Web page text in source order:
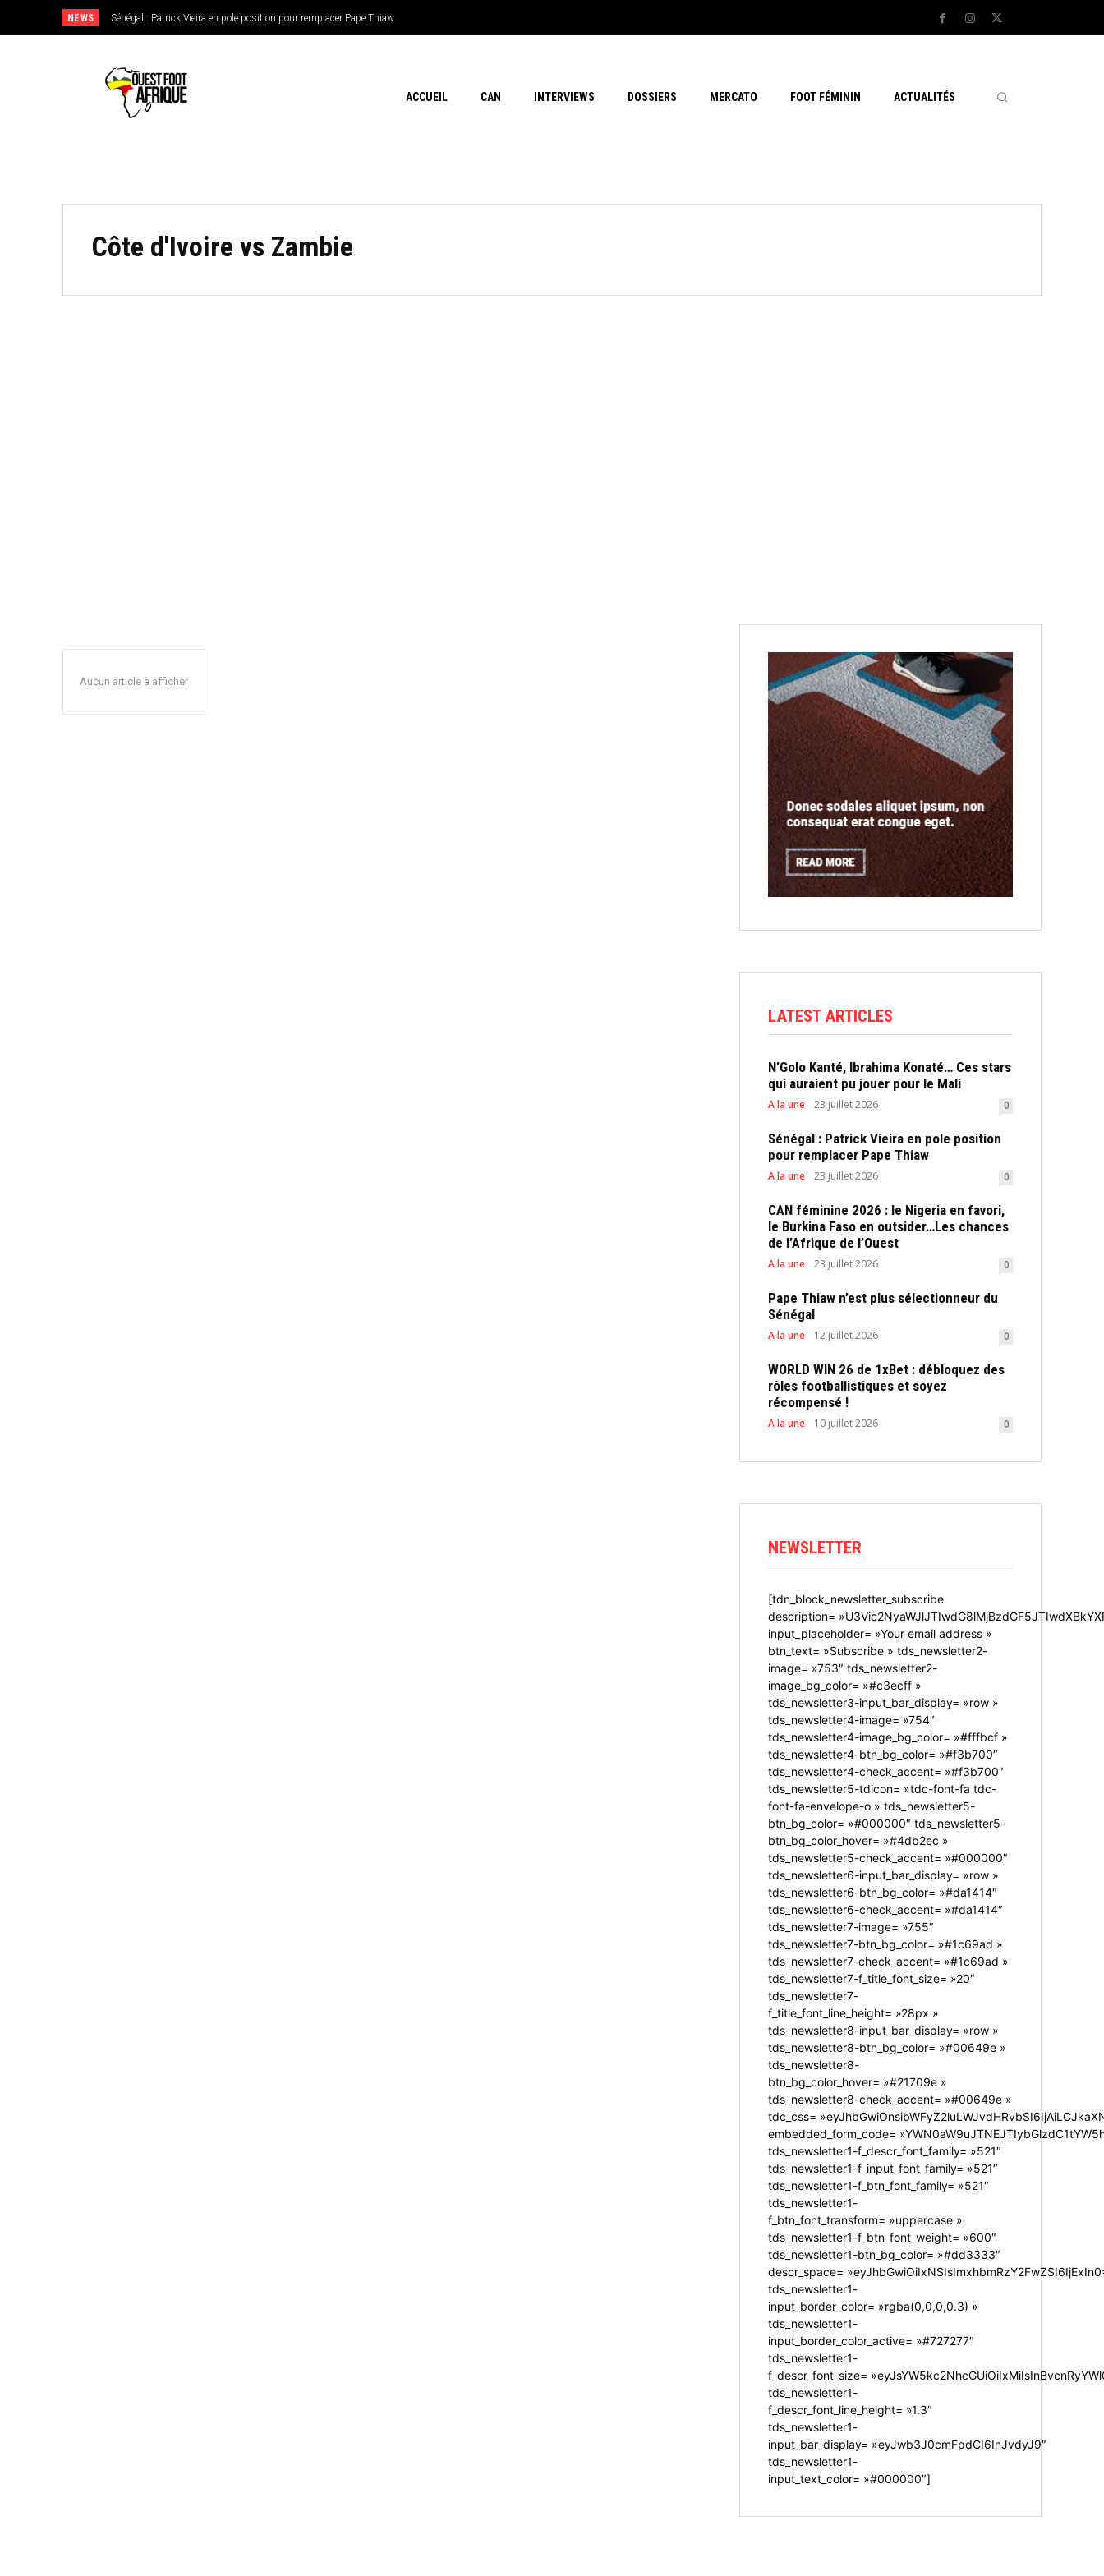
NEWS Sénégal : Patrick Vieira en pole position pour remplacer Pape Thiaw
ACCUEIL CAN INTERVIEWS DOSSIERS MERCATO FOOT FÉMININ ACTUALITÉS
Côte d'Ivoire vs Zambie
Aucun article à afficher
LATEST ARTICLES
N’Golo Kanté, Ibrahima Konaté… Ces stars
qui auraient pu jouer pour le Mali
A la une 23 juillet 2026 0
Sénégal : Patrick Vieira en pole position
pour remplacer Pape Thiaw
A la une 23 juillet 2026 0
CAN féminine 2026 : le Nigeria en favori,
le Burkina Faso en outsider…Les chances
de l’Afrique de l’Ouest
A la une 23 juillet 2026 0
Pape Thiaw n’est plus sélectionneur du
Sénégal
A la une 12 juillet 2026 0
WORLD WIN 26 de 1xBet : débloquez des
rôles footballistiques et soyez
récompensé !
A la une 10 juillet 2026 0
NEWSLETTER
[tdn_block_newsletter_subscribe
description=
input_placeholder= »Your email address »
btn_text= »Subscribe » tds_newsletter2-
image= »753″ tds_newsletter2-
image_bg_color= »#c3ecff »
tds_newsletter3-input_bar_display= »row »
tds_newsletter4-image= »754″
tds_newsletter4-image_bg_color= »#fffbcf »
tds_newsletter4-btn_bg_color= »#f3b700″
tds_newsletter4-check_accent= »#f3b700″
tds_newsletter5-tdicon= »tdc-font-fa tdc-
font-fa-envelope-o » tds_newsletter5-
btn_bg_color= »#000000″ tds_newsletter5-
btn_bg_color_hover= »#4db2ec »
tds_newsletter5-check_accent= »#000000″
tds_newsletter6-input_bar_display= »row »
tds_newsletter6-btn_bg_color= »#da1414″
tds_newsletter6-check_accent= »#da1414″
tds_newsletter7-image= »755″
tds_newsletter7-btn_bg_color= »#1c69ad »
tds_newsletter7-check_accent= »#1c69ad »
tds_newsletter7-f_title_font_size= »20″
tds_newsletter7-
f_title_font_line_height= »28px »
tds_newsletter8-input_bar_display= »row »
tds_newsletter8-btn_bg_color= »#00649e »
tds_newsletter8-
btn_bg_color_hover= »#21709e »
tds_newsletter8-check_accent= »#00649e »
tdc_css=
embedded_form_code=
tds_newsletter1-f_descr_font_family= »521″
tds_newsletter1-f_input_font_family= »521″
tds_newsletter1-f_btn_font_family= »521″
tds_newsletter1-
f_btn_font_transform= »uppercase »
tds_newsletter1-f_btn_font_weight= »600″
tds_newsletter1-btn_bg_color= »#dd3333″
descr_space=
tds_newsletter1-
input_border_color= »rgba(0,0,0,0.3) »
tds_newsletter1-
input_border_color_active= »#727277″
tds_newsletter1-
f_descr_font_size=
tds_newsletter1-
f_descr_font_line_height= »1.3″
tds_newsletter1-
input_bar_display= »eyJwb3J0cmFpdCI6InJvdyJ9″
tds_newsletter1-
input_text_color= »#000000″]